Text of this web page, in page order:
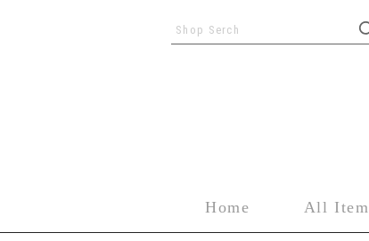
Shop Serch
Home All Item